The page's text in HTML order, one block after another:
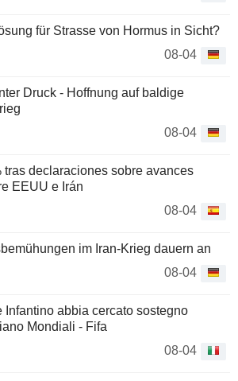
für Strasse von Hormus in Sicht?
08-04
Druck - Hoffnung auf baldige
08-04
tras declaraciones sobre avances
EEUU e Irán
08-04
im Iran-Krieg dauern an
08-04
Infantino abbia cercato sostegno
Mondiali - Fifa
08-04